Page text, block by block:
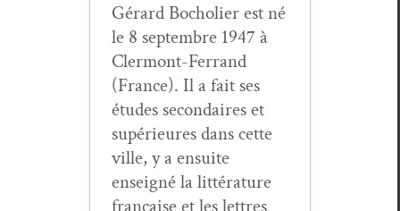
Gérard Bocholi­er est né
le 8 sep­tem­bre 1947 à
Cler­mont-Fer­rand
(France). Il a fait ses
études sec­ondaires et
supérieures dans cette
ville, y a ensuite
enseigné la lit­téra­ture